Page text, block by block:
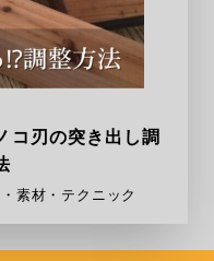
コ刃の突き出し調
素材・テクニック